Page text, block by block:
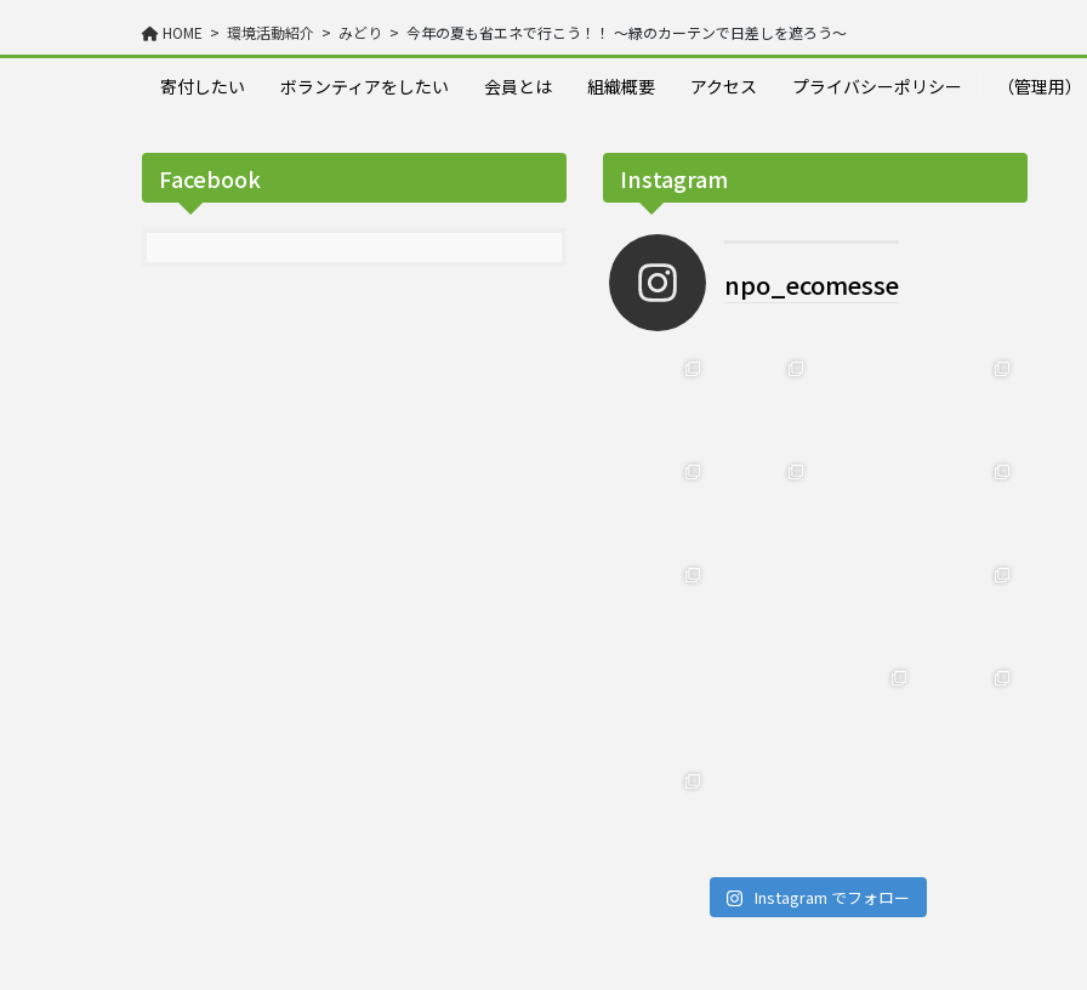
HOME 環境活動紹介 みどり 今年の夏も省エネで行こう！！ ～緑のカーテンで日差しを遮ろう～
寄付したい ボランティアをしたい 会員とは 組織概要 アクセス プライバシーポリシー （管理用）
Facebook Instagram
npo_ecomesse
Instagram でフォロー